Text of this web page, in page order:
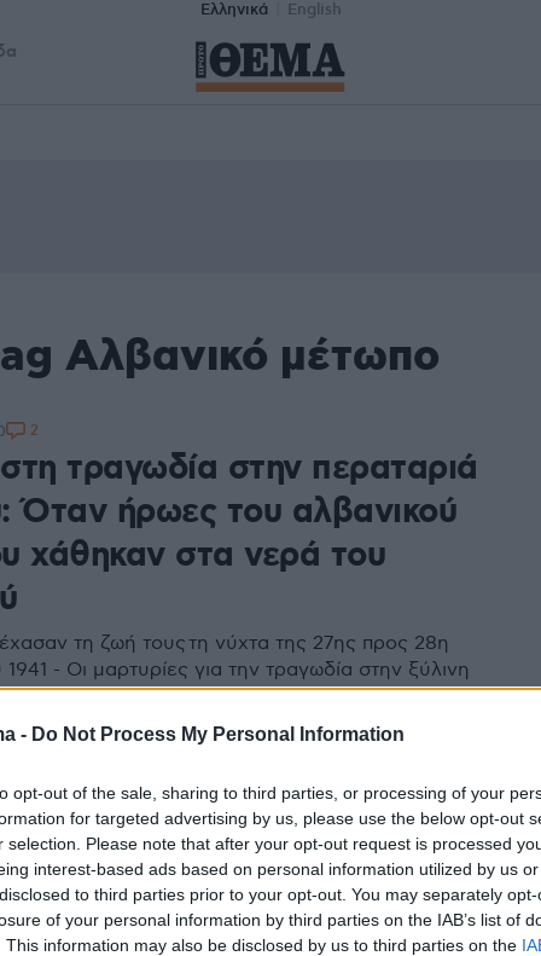
- Do Not Process My Personal Information
opt-out of the sale, sharing to third parties, or processing of your
for targeted advertising by us, please use the below opt-out
selection. Please note that after your opt-out request is processed
interest-based ads based on personal information utilized by us
to third parties prior to your opt-out. You may separately
of your personal information by third parties on the IAB’s list of
This information may also be disclosed by us to third parties on the
Ελληνικά English
Αλβανικό μέτωπο
τραγωδία στην περαταριά
Όταν ήρωες του αλβανικού
χάθηκαν στα νερά του
τη ζωή τους τη νύχτα της 27ης προς 28η
1941 - Οι μαρτυρίες για την τραγωδία στην ξύλινη
2
εθνικό χρέος: Oι
Έλληνες ήρωες του 1940-1941
υπολογίζονται πως είναι οι πεσόντες στη Βόρειο